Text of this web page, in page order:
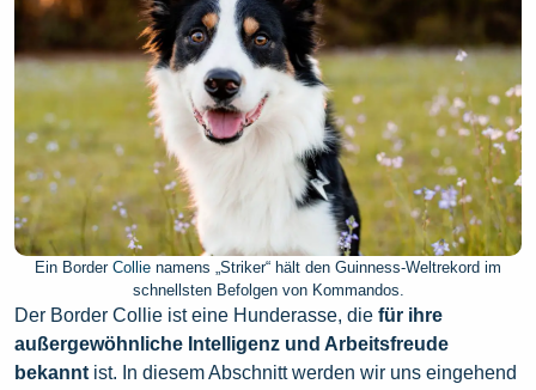
Ein Border Collie namens „Striker“ hält den Guinness-Weltrekord im
schnellsten Befolgen von Kommandos.
Der Border Collie ist eine Hunderasse, die für ihre
außergewöhnliche Intelligenz und Arbeitsfreude
bekannt ist. In diesem Abschnitt werden wir uns eingehend